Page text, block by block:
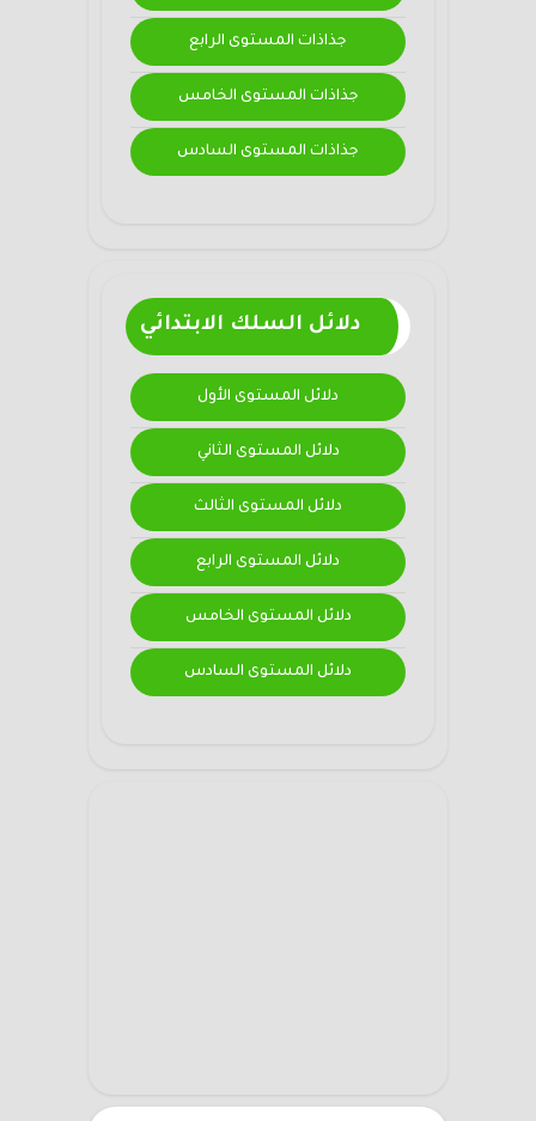
جذاذات المستوى الرابع
جذاذات المستوى الخامس
جذاذات المستوى السادس
دلائل السلك الابتدائي
دلائل المستوى الأول
دلائل المستوى الثاني
دلائل المستوى الثالث
دلائل المستوى الرابع
دلائل المستوى الخامس
دلائل المستوى السادس